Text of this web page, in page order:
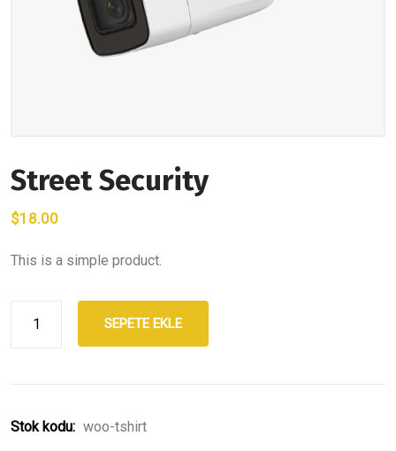
Street Security
$18.00
This is a simple product.
SEPETE EKLE
Stok kodu: woo-tshirt